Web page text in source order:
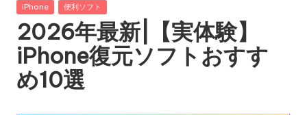
Posted
iPhone 便利ソフト
2026年最新|【実体験】
iPhone復元ソフトおすす
め10選